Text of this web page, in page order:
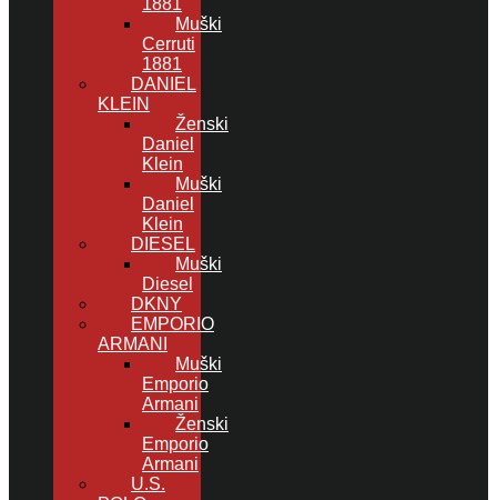
1881
Muški
Cerruti
1881
DANIEL
KLEIN
Ženski
Daniel
Klein
Muški
Daniel
Klein
DIESEL
Muški
Diesel
DKNY
EMPORIO
ARMANI
Muški
Emporio
Armani
Ženski
Emporio
Armani
U.S.